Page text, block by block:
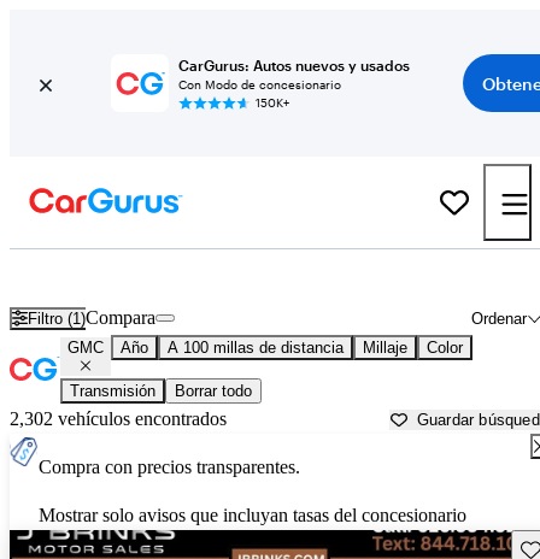
CarGurus: Autos nuevos y usados
Con Modo de concesionario
150K+
Filtro (1) Ordenar
Compara
GMC Año A 100 millas de distancia Millaje Color
Transmisión Borrar todo
2,302 vehículos encontrados Guardar
Compra con precios transparentes.
Mostrar solo avisos que incluyan tasas del concesionario